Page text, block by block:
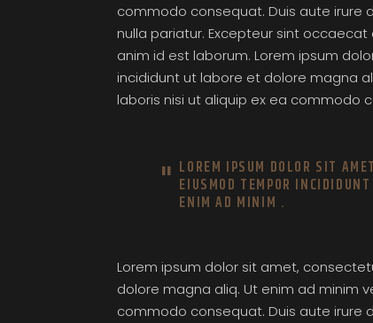
commodo consequat. Duis aute irure
nulla pariatur. Excepteur sint
anim id est laborum. Lorem ipsum
incididunt ut labore et dolore magna
laboris nisi ut aliquip ex ea commodo
LOREM IPSUM DOLOR SIT
EIUSMOD TEMPOR
ENIM AD MINIM .
Lorem ipsum dolor sit amet,
dolore magna aliq. Ut enim ad minim
commodo consequat. Duis aute irure